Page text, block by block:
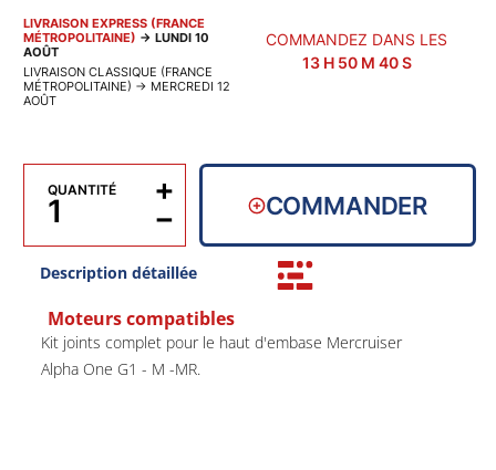
LIVRAISON EXPRESS (FRANCE
MÉTROPOLITAINE) → LUNDI 10
AOÛT
LIVRAISON CLASSIQUE (FRANCE
MÉTROPOLITAINE) → MERCREDI 12
AOÛT
COMMANDEZ DANS LES
13H 50M 40S
QUANTITÉ
−
+ COMMANDER
Description détaillée
Moteurs compatibles
Kit joints complet pour le haut d'embase Mercruiser
Alpha One G1 - M -MR.